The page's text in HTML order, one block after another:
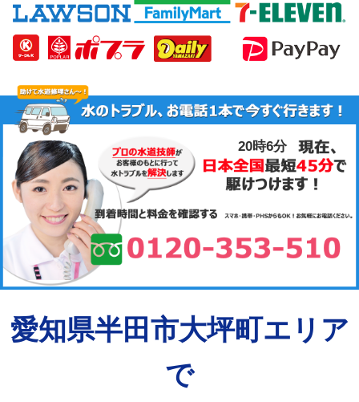
20時6分
愛知県半田市大坪町エリア
で